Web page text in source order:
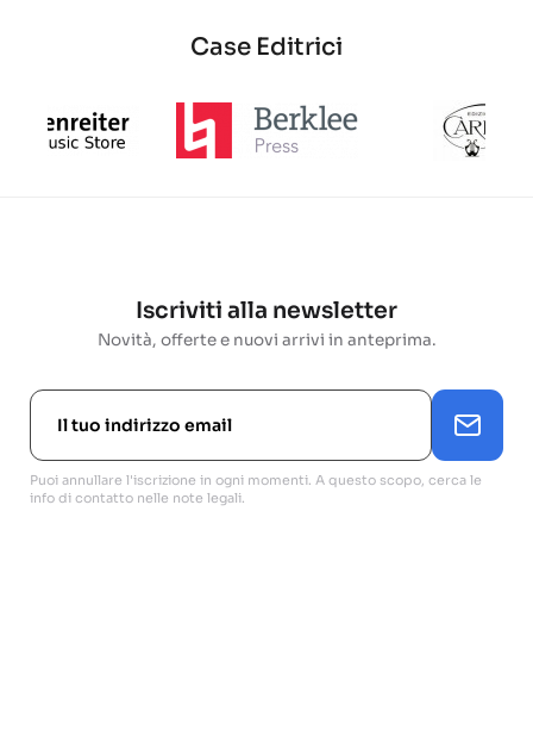
Case Editrici
Iscriviti alla newsletter
Novità, offerte e nuovi arrivi in anteprima.
Puoi annullare l'iscrizione in ogni momenti. A questo scopo, cerca le
info di contatto nelle note legali.